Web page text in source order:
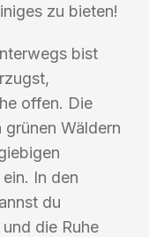
zu bieten!
bist
offen. Die
Wäldern
In den
du
die Ruhe